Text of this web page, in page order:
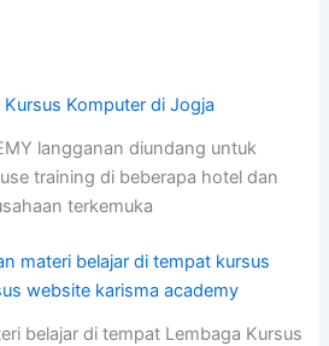
langganan diundang untuk
training di beberapa hotel dan
terkemuka
belajar di tempat Lembaga Kursus